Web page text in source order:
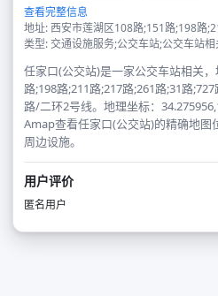
查看完整信息
地址: 西安市莲湖区108路;151路;198路
类型: 交通设施服务;公交车站;公交车站相
任家口(公交站)是一家公交车站相关
路;198路;211路;217路;261路;31路
路/二环2号线。地理坐标：
Amap查看任家口(公交站)的精确地图
周边设施。
用户评价
匿名用户